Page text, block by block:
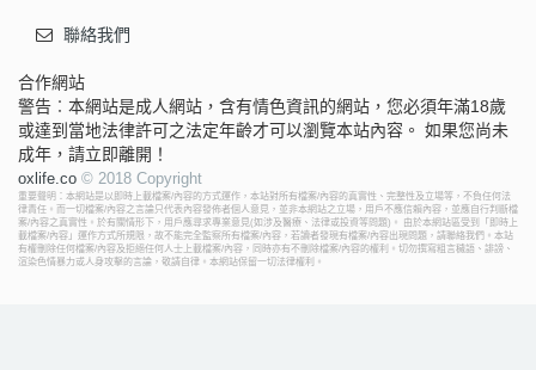
聯絡我們
合作網站
警告︰本網站是成人網站，含有情色資訊的網站，您必須年滿18歲
或達到當地法律許可之法定年齡才可以瀏覽本站內容。 如果您尚未
成年，請立即離開！
oxlife.co © 2018 Copyright
重要聲明：本網站是以即時上載檔案/內容的方式運作，本站對所有檔案/內容的真實性、完整性及立場等，不負任何法
律責任。而一切檔案/內容之言論只代表內容發佈者個人意見，並非本網站之立場，用戶不應信賴內容，並應自行判斷檔
案/內容之真實性。於有關情形下，用戶應尋求專業意見(如涉及醫療、法律或投資等問題)。 由於本網站區受到「即時上
載檔案/內容」運作方式所規限，故不能完全監察所有檔案/內容，若讀者發現有檔案/內容出現問題，請聯絡我們。本站
有權刪除任何檔案/內容及拒絕任何人士上載檔案/內容，同時亦有不刪除檔案/內容的權利。切勿撰寫粗言穢語、誹謗、
渲染色情暴力或人身攻擊的言論，敬請自律。本網站保留一切法律權利。